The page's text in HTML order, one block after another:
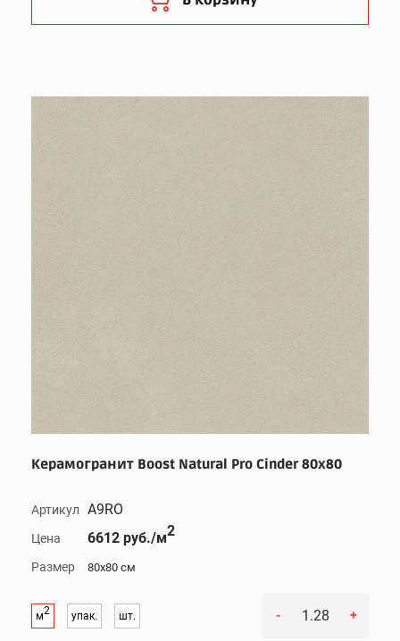
Керамогранит Boost Natural Pro Cinder 80x80
Артикул A9RO
Цена 6612 руб./м2
Размер 80x80 см
м2 упак. шт. - +